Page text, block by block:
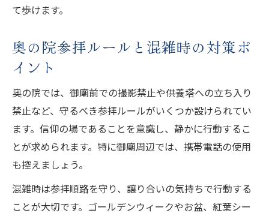
て歩けます。
奥の院参拝ルールと混雑時の対策ポ
イント
奥の院では、御廟前での撮影禁止や供養塔への立ち入り
禁止など、守るべき参拝ルールがいくつか設けられてい
ます。信仰の場であることを意識し、静かに行動するこ
とが求められます。特に御廟周辺では、携帯電話の使用
も控えましょう。
混雑時は参拝順路を守り、譲り合いの気持ちで行動する
ことが大切です。ゴールデンウィークやお盆、紅葉シー